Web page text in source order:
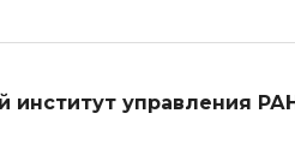
институт управления